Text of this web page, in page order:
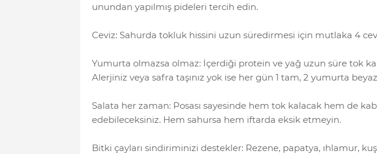
unundan yapılmış pideleri tercih edin.
Ceviz: Sahurda tokluk hissini uzun süredirmesi için mutlaka 4
Yumurta olmazsa olmaz: İçerdiği protein ve yağ uzun süre tok
Alerjiniz veya safra taşınız yok ise her gün 1 tam, 2 yumurta
Salata her zaman: Posası sayesinde hem tok kalacak hem de
edebileceksiniz. Hem sahursa hem iftarda eksik etmeyin.
Bitki çayları sindiriminizi destekler: Rezene, papatya, ıhlamur,